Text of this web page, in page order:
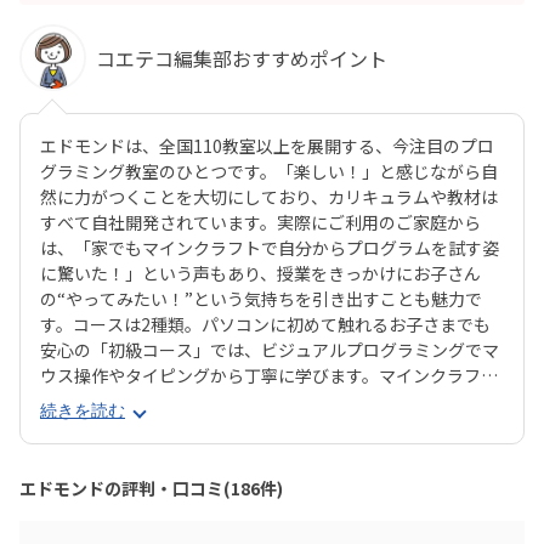
コエテコ編集部おすすめポイント
エドモンドは、全国110教室以上を展開する、今注目のプロ
グラミング教室のひとつです。「楽しい！」と感じながら自
然に力がつくことを大切にしており、カリキュラムや教材は
すべて自社開発されています。実際にご利用のご家庭から
は、「家でもマインクラフトで自分からプログラムを試す姿
に驚いた！」という声もあり、授業をきっかけにお子さん
の“やってみたい！”という気持ちを引き出すことも魅力で
す。コースは2種類。パソコンに初めて触れるお子さまでも
安心の「初級コース」では、ビジュアルプログラミングでマ
ウス操作やタイピングから丁寧に学びます。マインクラフト
の世界でキャラクター「エージェント」に命令を出しなが
ら、プログラミングを体験的に習得できます。より本格的に
学びたい方向けの「中級コース」では、プログラミング言語
「JavaScript」を使ったテキストプログラミングに挑戦。ゲ
ーム感覚でステージをクリアしていく中で、関数や条件分岐
続きを読む
エドモンドの評判・口コミ(186件)